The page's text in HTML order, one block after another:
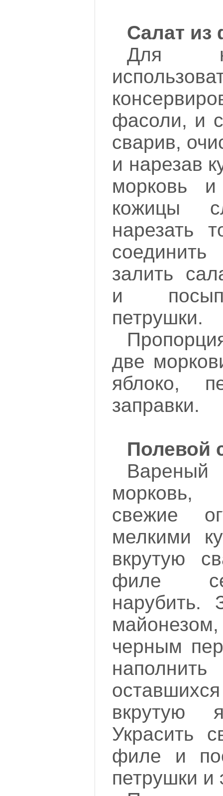
Салат из
Для
фасоли, и
сварив,
и нарезав
морковь
кожицы
нарезать
залить
и
петрушки.
две
яблоко,
заправки.
Полевой
морковь,
свежие
мелкими
вкрутую
филе
нарубить.
черным
вкрутую
Украсить
филе и
петрушки и